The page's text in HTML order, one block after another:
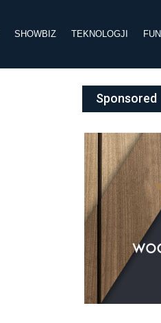
SHOWBIZ TEKNOLOGJI FUN
Sponsored